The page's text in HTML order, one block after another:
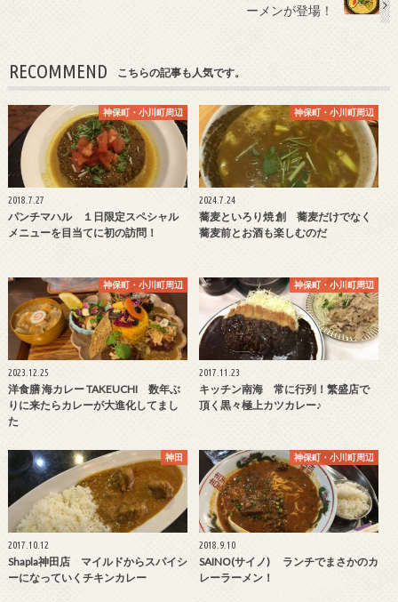
ーメンが登場！
RECOMMEND こちらの記事も人気です。
神保町・小川町周辺
2018.7.27
パンチマハル １日限定スペシャル
メニューを目当てに初の訪問！
神保町・小川町周辺
2024.7.24
蕎麦といろり焼 創 蕎麦だけでなく
蕎麦前とお酒も楽しむのだ
神保町・小川町周辺
2023.12.25
洋食膳 海カレー TAKEUCHI 数年ぶ
りに来たらカレーが大進化してまし
た
神保町・小川町周辺
2017.11.23
キッチン南海 常に行列！繁盛店で
頂く黒々極上カツカレー♪
神田
2017.10.12
Shapla神田店 マイルドからスパイシ
ーになっていくチキンカレー
神保町・小川町周辺
2018.9.10
SAINO(サイノ) ランチでまさかのカ
レーラーメン！